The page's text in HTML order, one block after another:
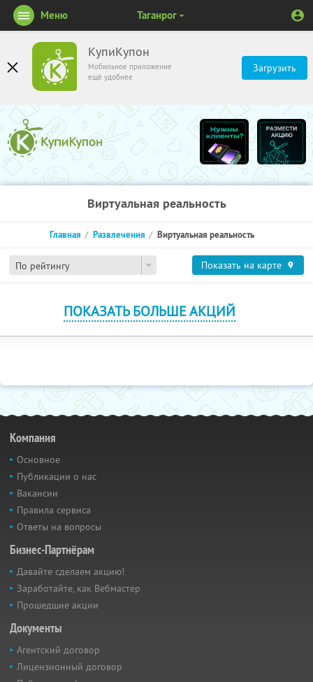
КупиКупон
Мобильное приложение
ещё удобнее
Загрузить
Меню Таганрог
Виртуальная реальность
По рейтингу
Главная Развлечения Виртуальная реальность
Показать на карте
ПОКАЗАТЬ БОЛЬШЕ АКЦИЙ
Компания
Основное
Публикации о нас
Вакансии
Правила сервиса
Ответы на вопросы
Бизнес-Партнёрам
Давайте сделаем акцию!
Заработайте, как Вебмастер
Прошедшие акции
Документы
Агентский договор
Лицензионный договор